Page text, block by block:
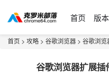
首页 版
首页 > 攻略 > 谷歌浏览器 > 谷歌浏
谷歌浏览器扩展